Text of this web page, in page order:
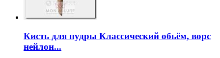
Кисть для пудры Классический обьём, ворс
нейлон...